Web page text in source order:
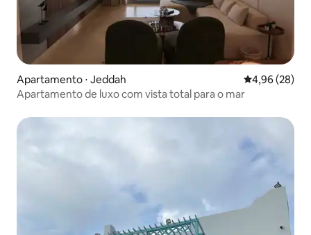
Apartamento ⋅ Jeddah 4,96 de uma
4,96 (28)
Apartamento de luxo com vista total para o mar